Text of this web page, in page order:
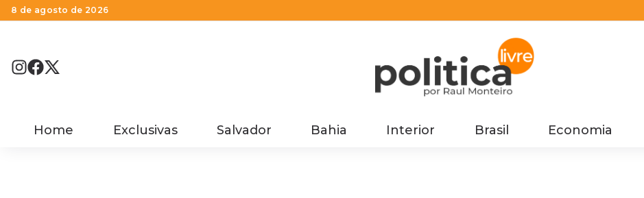
8 de agosto de 2026
Home Exclusivas Salvador Bahia Interior Brasil Economia